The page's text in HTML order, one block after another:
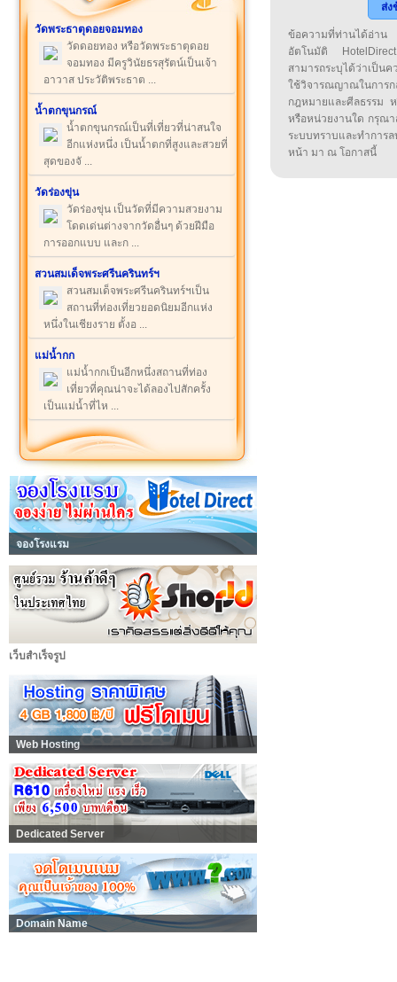
วัดพระธาตุดอยจอมทอง
วัดดอยทอง หรือวัดพระธาตุดอย
จอมทอง มีครูวินัยธรสุรัตน์เป็นเจ้า
อาวาส ประวัติพระธาต ...
น้ำตกขุนกรณ์
น้ำตกขุนกรณ์เป็นที่เที่ยวที่น่าสนใจ
อีกแห่งหนึ่ง เป็นน้ำตกที่สูงและสวยที่
สุดของจั ...
วัดร่องขุ่น
วัดร่องขุ่น เป็นวัดที่มีความสวยงาม
โดดเด่นต่างจากวัดอื่นๆ ด้วยฝีมือ
การออกแบบ และก ...
สวนสมเด็จพระศรีนครินทร์ฯ
สวนสมเด็จพระศรีนครินทร์ฯเป็น
สถานที่ท่องเที่ยวยอดนิยมอีกแห่ง
หนึ่งในเชียงราย ตั้งอ ...
แม่น้ำกก
แม่น้ำกกเป็นอีกหนึ่งสถานที่ท่อง
เที่ยวที่คุณน่าจะได้ลองไปสักครั้ง
เป็นแม่น้ำที่ไห ...
จองโรงแรม
เว็บสำเร็จรูป
Web Hosting
Dedicated Server
Domain Name
ส่ง
ข้อความที่ท่านได้อ่าน
อัตโนมัติ
สามารถระบุได้ว่าเป็น
ใช้วิจารณญาณในกา
กฎหมายและศีลธรรม
หรือหน่วยงานใด กรุณา
ระบบทราบและทำกา
หน้า มา ณ โอกาสนี้